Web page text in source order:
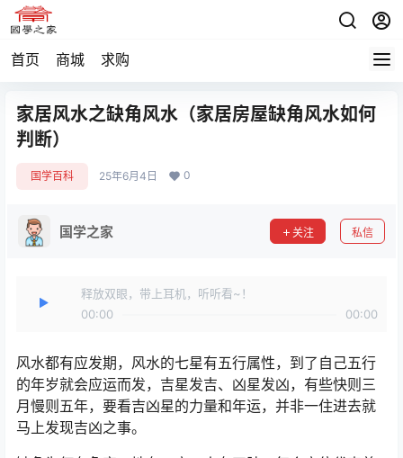
首页 商城 求购
家居风水之缺角风水（家居房屋缺角风水如何
判断）
国学百科 25年6月4日 0
国学之家 关注 私信
释放双眼，带上耳机，听听看~！
00:00
00:00
风水都有应发期，风水的七星有五行属性，到了自己五行
的年岁就会应运而发，吉星发吉、凶星发凶，有些快则三
月慢则五年，要看吉凶星的力量和年运，并非一住进去就
马上发现吉凶之事。